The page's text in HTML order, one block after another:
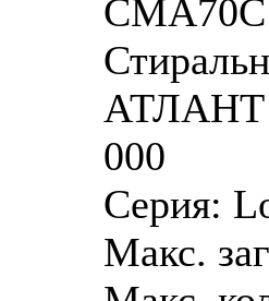
АТЛАНТ
000
Серия:
Макс.